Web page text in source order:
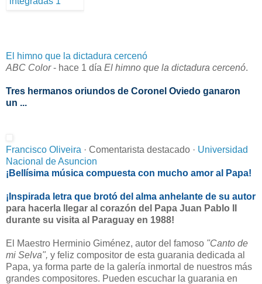
El himno que la dictadura cercenó
ABC Color‎ - hace 1 día El himno que la dictadura cercenó.
Tres hermanos oriundos de Coronel Oviedo ganaron
un ...
Francisco Oliveira · Comentarista destacado · Universidad
Nacional de Asuncion
¡Bellísima música compuesta con mucho amor al Papa!
¡Inspirada letra que brotó del alma anhelante de su autor
para hacerla llegar al corazón del Papa Juan Pablo II
durante su visita al Paraguay en 1988!
El Maestro Herminio Giménez, autor del famoso "Canto de
mi Selva", y feliz compositor de esta guarania dedicada al
Papa, ya forma parte de la galería inmortal de nuestros más
grandes compositores. Pueden escuchar la guarania en